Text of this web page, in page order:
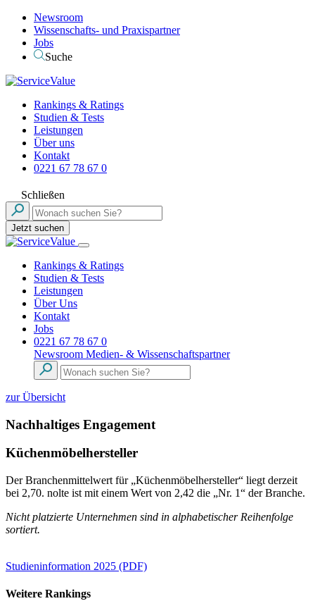
Newsroom
Wissenschafts- und Praxispartner
Jobs
Suche
Rankings & Ratings
Studien & Tests
Leistungen
Über uns
Kontakt
0221 67 78 67 0
Schließen
Jetzt suchen
Rankings & Ratings
Studien & Tests
Leistungen
Über Uns
Kontakt
Jobs
0221 67 78 67 0
Newsroom Medien- & Wissenschaftspartner
zur Übersicht
Nachhaltiges Engagement
Küchenmöbelhersteller
Der Branchenmittelwert für „Küchenmöbelhersteller“ liegt derzeit
bei 2,70. nolte ist mit einem Wert von 2,42 die „Nr. 1“ der Branche.
Nicht platzierte Unternehmen sind in alphabetischer Reihenfolge
sortiert.
Studieninformation 2025 (PDF)
Weitere Rankings